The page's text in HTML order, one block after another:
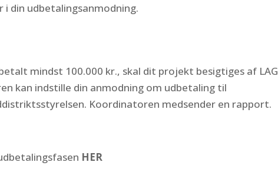
din udbetalingsanmodning.
mindst 100.000 kr., skal dit projekt besigtiges af LAG
kan indstille din anmodning om udbetaling til
Koordinatoren medsender en rapport.
HER